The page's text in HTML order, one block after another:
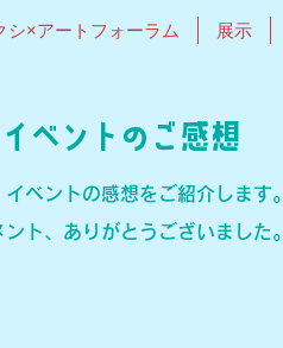
シ×アートフォーラム 展示
ベントのご感想
ベントの感想をご紹介します。
ト、ありがとうございました。